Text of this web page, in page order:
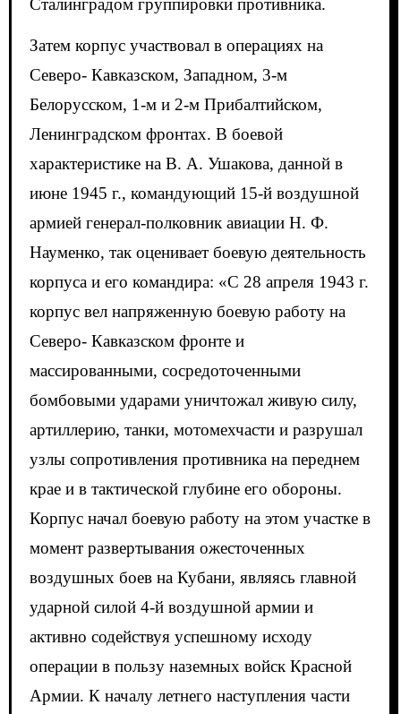
Сталинградом группировки противника.
Затем корпус участвовал в операциях на
Северо- Кавказском, Западном, 3-м
Белорусском, 1-м и 2-м Прибалтийском,
Ленинградском фронтах. В боевой
характеристике на В. А. Ушакова, данной в
июне 1945 г., командующий 15-й воздушной
армией генерал-полковник авиации Н. Ф.
Науменко, так оценивает боевую деятельность
корпуса и его командира: «С 28 апреля 1943 г.
корпус вел напряженную боевую работу на
Северо- Кавказском фронте и
массированными, сосредоточенными
бомбовыми ударами уничтожал живую силу,
артиллерию, танки, мотомехчасти и разрушал
узлы сопротивления противника на переднем
крае и в тактической глубине его обороны.
Корпус начал боевую работу на этом участке в
момент развертывания ожесточенных
воздушных боев на Кубани, являясь главной
ударной силой 4-й воздушной армии и
активно содействуя успешному исходу
операции в пользу наземных войск Красной
Армии. К началу летнего наступления части